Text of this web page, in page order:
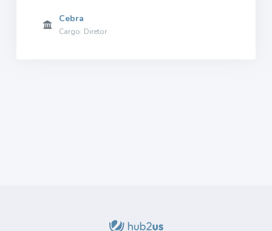
Cebra
Cargo: Diretor